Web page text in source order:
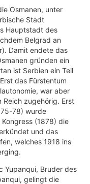
Osmanen, unter
Stadt
Hauptstadt des
Belgrad an
Damit endete das
gründen ein
ist Serbien ein Teil
das Fürstentum
war aber
Reich zugehörig. Erst
78) wurde
(1878) die
und das
welches 1918 ins
Yupanqui, Bruder des
gelingt die